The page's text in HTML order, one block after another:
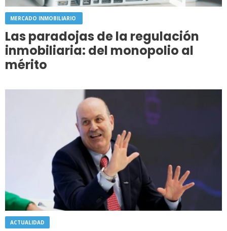
MERCADO INMOBILIARIO
Las paradojas de la regulación
inmobiliaria: del monopolio al
mérito
ACTUALIDAD